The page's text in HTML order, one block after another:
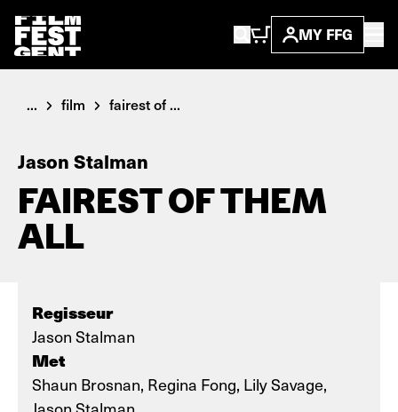
MY FFG
... film fairest of ...
Jason Stalman
FAIREST OF THEM
ALL
Regisseur
Jason Stalman
Met
Shaun Brosnan, Regina Fong, Lily Savage,